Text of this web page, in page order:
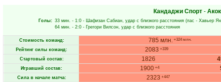
Кандаджи Спорт-
Голы: 33 мин. - 1:0 - Шафизан Сабиан, удар с близкого расстояния (пас - Хавьер
64 мин. - 2:0 - Грегори Вилсон, удар с близкого расстояния
Стоимость команд: 785 млн. +324 млн.
Рейтинг силы команд: 2083 +339
Стартовый состав: 1826
Игравший состав: 1900 +4
Сила в начале матча: 2323 +447